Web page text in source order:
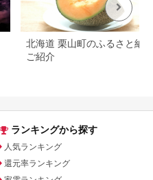
北海道 栗山町のふるさと納
ご紹介
ランキングから探す
人気ランキング
還元率ランキング